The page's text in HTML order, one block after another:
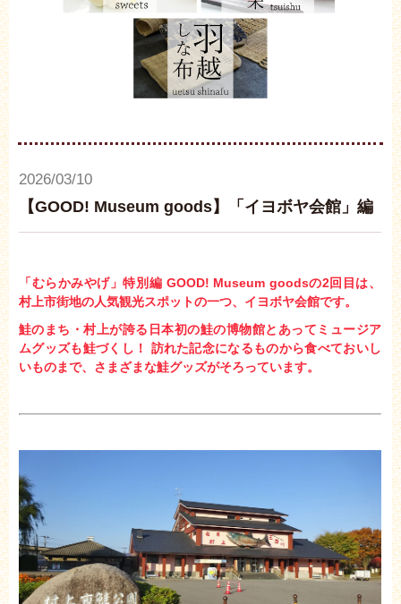
2026/03/10
【GOOD! Museum goods】「イヨボヤ会館」編
「むらかみやげ」特別編 GOOD! Museum goodsの2回 目は、
村上市街地の人気観光スポットの一つ、イヨボヤ会館です。
鮭のまち・村上が誇る日本初の鮭の博物館とあってミュージア
ムグッズも鮭づくし！ 訪れた記念になるものから食べておいし
いものまで、さまざまな鮭グッズがそろっています。